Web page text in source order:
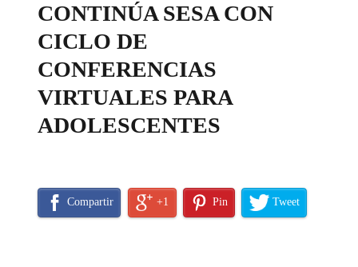
CONTINÚA SESA CON
CICLO DE
CONFERENCIAS
VIRTUALES PARA
ADOLESCENTES
Compartir +1 Pin Tweet